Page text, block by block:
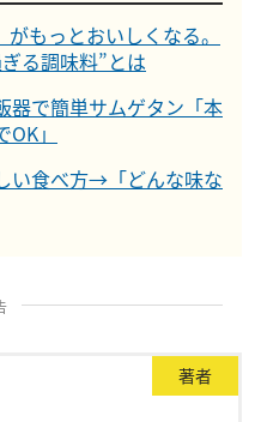
もっとおいしくなる。
る調味料”とは
器で簡単サムゲタン「本
」
い食べ方→「どんな味な
著者